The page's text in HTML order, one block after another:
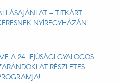
– TITKÁRT
NYÍREGYHÁZÁN
A 24. IFJÚSÁGI GYALOGOS
RÉSZLETES